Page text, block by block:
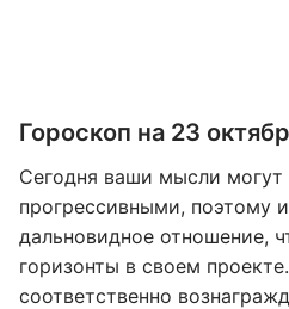
Гороскоп на 23
Сегодня ваши мысли могут
прогрессивными, поэтому
дальновидное отношение,
горизонты в своем
соответственно